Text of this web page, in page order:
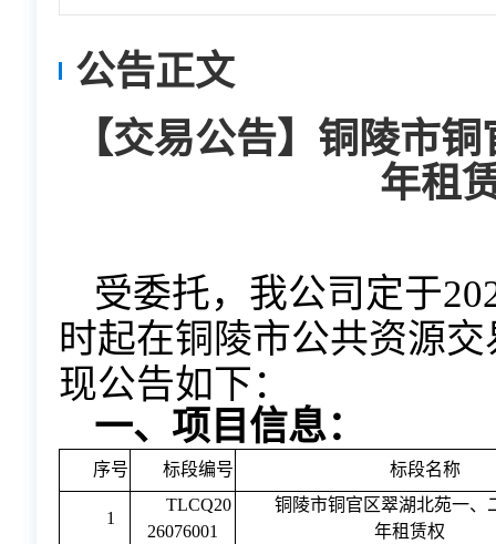
公告正文
【交易公告】铜陵市
年租
受委托，我公司定于
时起在铜陵市公共资源
现公告如下：
一、项目信息：
序号 标段编号 标段名称
1
TLCQ20
26076001
铜陵市铜官区翠湖北苑一、
年租赁权